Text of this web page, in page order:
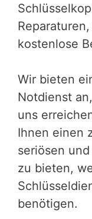
kostenlose
Wir bieten
Notdienst
uns
Ihnen einen
seriösen
zu bieten,
benötigen.